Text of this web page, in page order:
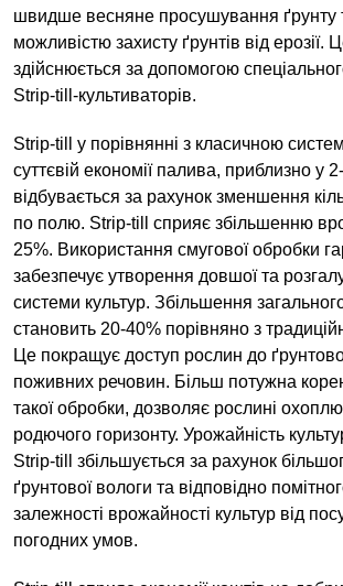
швидше весняне просушування ґрунту
можливістю захисту ґрунтів від ерозії.
здійснюється за допомогою
Strip-till-культиваторів.
Strip-till у порівнянні з класичною
суттєвій економії палива, приблизно у
відбувається за рахунок зменшення
по полю. Strip-till сприяє збільшенню
25%. Використання смугової обробки
забезпечує утворення довшої та
системи культур. Збільшення
становить 20-40% порівняно з
Це покращує доступ рослин до
поживних речовин. Більш потужна
такої обробки, дозволяє рослині
родючого горизонту. Урожайність
Strip-till збільшується за рахунок
ґрунтової вологи та відповідно
залежності врожайності культур від
погодних умов.